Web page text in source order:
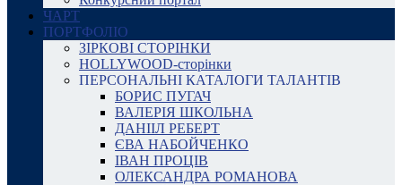
ЧАРТ
ПОРТФОЛІО
ЗІРКОВІ СТОРІНКИ
HOLLYWOOD-сторінки
ПЕРСОНАЛЬНІ КАТАЛОГИ ТАЛАНТІВ
БОРИС ПУГАЧ
ВАЛЕРІЯ ШКОЛЬНА
ДАНІІЛ РЕБЕРТ
ЄВА НАБОЙЧЕНКО
ІВАН ПРОЦІВ
ОЛЕКСАНДРА РОМАНОВА